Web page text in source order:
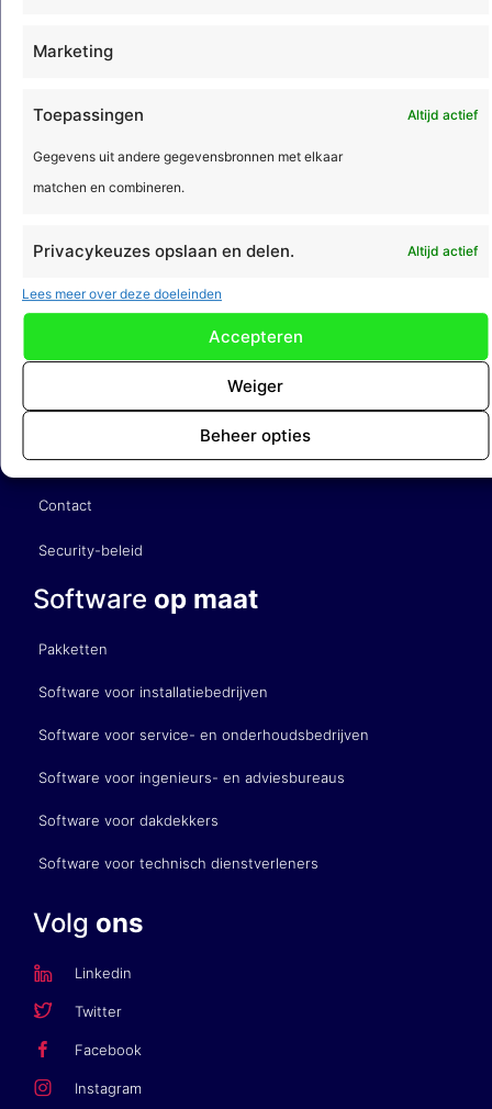
Marketing
Toepassingen Altijd actief
Gegevens uit andere gegevensbronnen met elkaar
matchen en combineren.
Privacykeuzes opslaan en delen. Altijd actief
Lees meer over deze doeleinden
Accepteren
Weiger
Beheer opties
Amsterdamseweg 51a
Contact
info@acto.nl
OverActo
Werken bij Acto
Klantcases
Contact
Security-beleid
Software op maat
Pakketten
Software voor installatiebedrijven
Software voor service- en onderhoudsbedrijven
Software voor ingenieurs- en adviesbureaus
Software voor dakdekkers
Software voor technisch dienstverleners
Volg ons
Linkedin
Twitter
Facebook
Instagram